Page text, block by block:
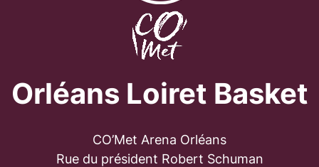
Orléans Loiret Basket
CO’Met Arena Orléans
Rue du président Robert Schuman